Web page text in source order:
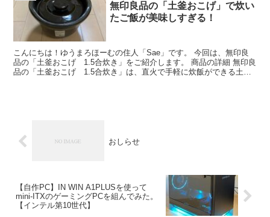
無印良品の「土釜おこげ」で炊い
たご飯が美味しすぎる！
こんにちは！ゆうまろほーむの住人「Sae」です。 今回は、無印良
品の「土釜おこげ 1.5合炊き」をご紹介します。 商品の詳細 無印良
品の「土釜おこげ 1.5合炊き」は、直火で手軽に炊飯ができる土鍋
おしらせ
【自作PC】IN WIN A1PLUSを使って
mini-ITXのゲーミングPCを組んでみた。
【インテル第10世代】